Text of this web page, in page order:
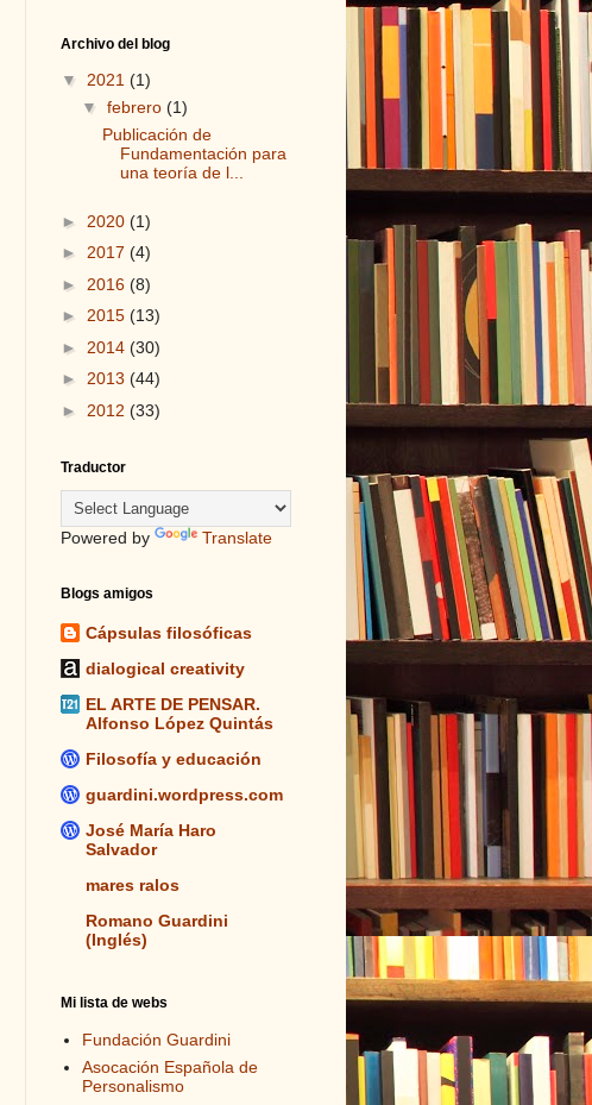
Archivo del blog
▼ 2021 (1)
▼ febrero (1)
Publicación de
Fundamentación para
una teoría de l...
► 2020 (1)
► 2017 (4)
► 2016 (8)
► 2015 (13)
► 2014 (30)
► 2013 (44)
► 2012 (33)
Traductor
Powered by Translate
Blogs amigos
Cápsulas filosóficas
dialogical creativity
EL ARTE DE PENSAR.
Alfonso López Quintás
Filosofía y educación
guardini.wordpress.com
José María Haro
Salvador
mares ralos
Romano Guardini
(Inglés)
Mi lista de webs
Fundación Guardini
Asocación Española de
Personalismo